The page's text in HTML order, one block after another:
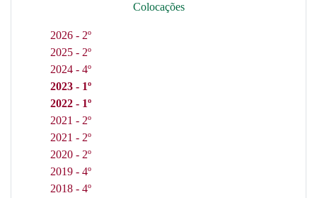
Colocações
2026 - 2º
2025 - 2º
2024 - 4º
2023 - 1º
2022 - 1º
2021 - 2º
2021 - 2º
2020 - 2º
2019 - 4º
2018 - 4º